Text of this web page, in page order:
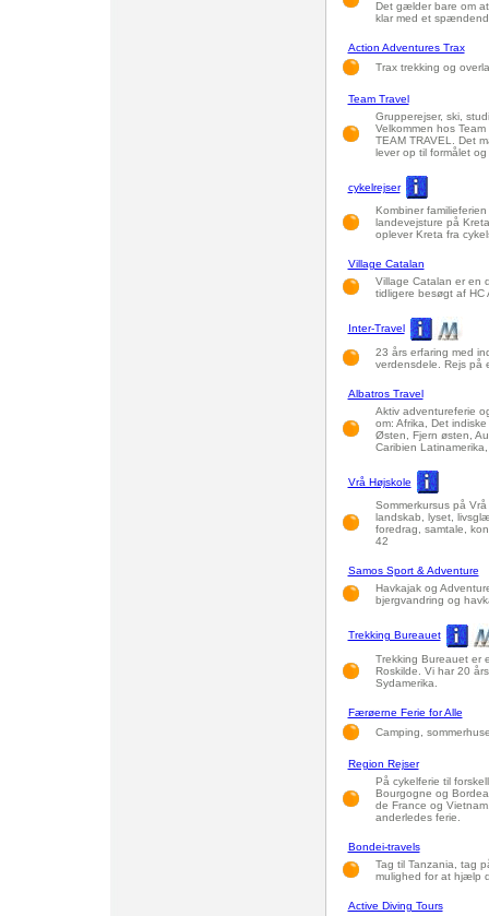
Det gælder bare om
klar med et
Action Adventures Trax
Trax trekking og
Team Travel
Grupperejser, ski,
Velkommen hos
TEAM TRAVEL. Det
lever op til formålet
cykelrejser
Kombiner
landevejsture på
oplever Kreta fra
Village Catalan
Village Catalan er en
tidligere besøgt af HC
Inter-Travel
23 års erfaring med
verdensdele. Rejs på
Albatros Travel
Aktiv adventureferie
om: Afrika, Det
Østen, Fjern østen,
Caribien
Vrå Højskole
Sommerkursus på
landskab, lyset,
foredrag, samtale,
42
Samos Sport & Adventure
Havkajak og
bjergvandring og
Trekking Bureauet
Trekking Bureauet er
Roskilde. Vi har 20
Sydamerika.
Færøerne Ferie for Alle
Camping,
Region Rejser
På cykelferie til
Bourgogne og
de France og
anderledes ferie.
Bondei-travels
Tag til Tanzania, tag
mulighed for at hjælp
Active Diving Tours